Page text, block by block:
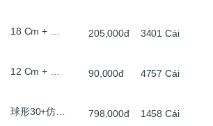
18 Cm + Đế Gỗ, Có Chân, Đèn Le 205,000đ 3401 Cái
12 Cm + Đế Gỗ, Có Chân, Đèn Le 90,000đ 4757 Cái
球形30+仿古带脚圈灯 798,000đ 1458 Cái